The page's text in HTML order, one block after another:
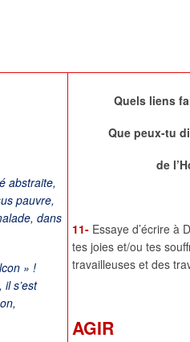
abstraite,
pauvre,
dans
» !
s’est
Quels liens
Que peux-tu
de
11- Essaye d’écrire à
tes joies et/ou tes
travailleuses et des
AGIR